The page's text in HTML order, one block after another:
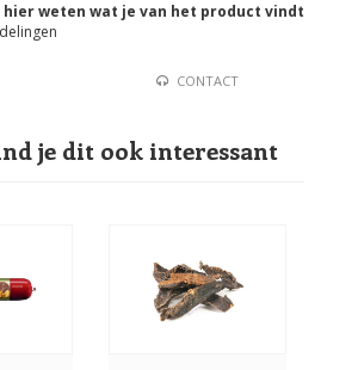
hier weten wat je van het product vindt
CONTACT
je dit ook interessant